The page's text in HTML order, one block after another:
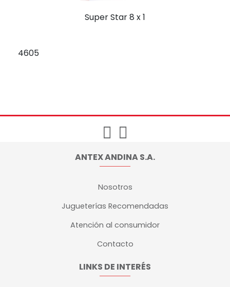
Super Star 8 x 1
4605
ANTEX ANDINA S.A.
Nosotros
Jugueterías Recomendadas
Atención al consumidor
Contacto
LINKS DE INTERÉS